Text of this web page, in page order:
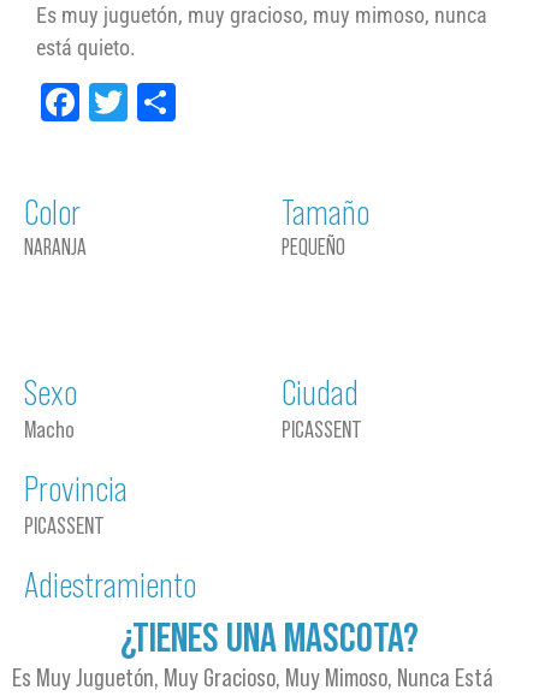
Es muy juguetón, muy gracioso, muy mimoso, nunca
está quieto.
Facebook
Twitter
Color
NARANJA
Tamaño
PEQUEÑO
Sexo
Macho
Ciudad
PICASSENT
Provincia
PICASSENT
Adiestramiento
¿TIENES UNA MASCOTA?
Es Muy Juguetón, Muy Gracioso, Muy Mimoso, Nunca Está